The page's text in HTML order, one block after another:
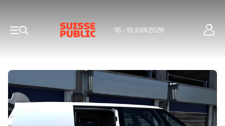
16 - 19 JUIN 2026